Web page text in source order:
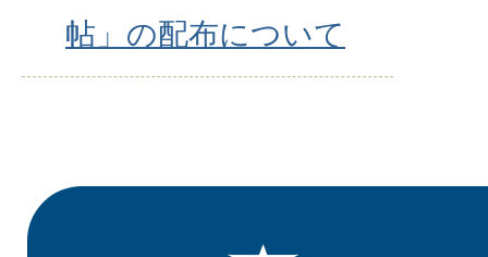
帖」の配布について